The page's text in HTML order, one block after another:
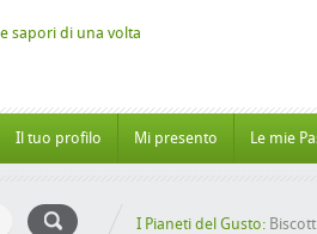
Il tuo profilo Mi presento Le mie
I Pianeti del Gusto: